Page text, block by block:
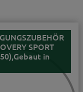
SPORT
in